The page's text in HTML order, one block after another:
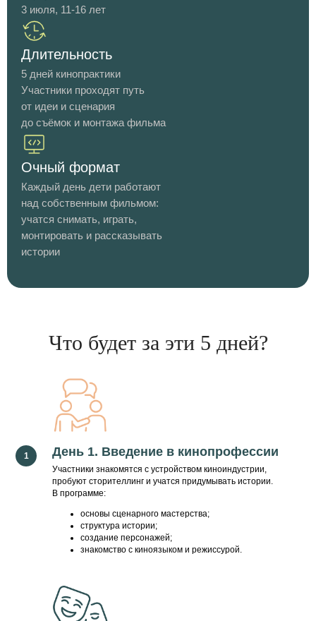
3 июля, 11-16 лет
Длительность
5 дней кинопрактики
Участники проходят путь
от идеи и сценария
до съёмок и монтажа фильма
Очный формат
Каждый день дети работают
над собственным фильмом:
учатся снимать, играть,
монтировать и рассказывать
истории
Что будет за эти 5 дней?
День 1. Введение в кинопрофессии
Участники знакомятся с устройством киноиндустрии,
пробуют сторителлинг и учатся придумывать истории.
В программе:
основы сценарного мастерства;
структура истории;
создание персонажей;
знакомство с киноязыком и режиссурой.